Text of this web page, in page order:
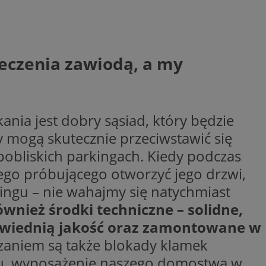
zawiodą, a my
jest dobry sąsiad, który będzie
skutecznie przeciwstawić się
parkingach. Kiedy podczas
próbującego otworzyć jego drzwi,
– nie wahajmy się natychmiast
środki techniczne – solidne,
jakość oraz zamontowane w
są także blokady klamek
na pliki cookie.
Cookie-
gościa na
do
Analytics - co
usługi
losowo
Jest on
i służy do
sesji i kampanii
który
w
Bidswitch
zapewnić, że
tych samych
który
w
do